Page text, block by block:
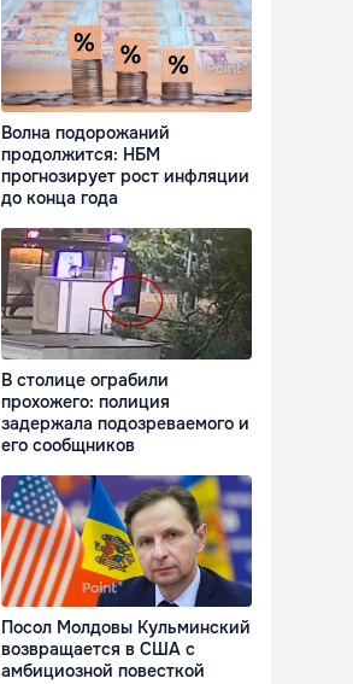
Волна подорожаний
продолжится: НБМ
прогнозирует рост инфляции
до конца года
В столице ограбили
прохожего: полиция
задержала подозреваемого и
его сообщников
Посол Молдовы Кульминский
возвращается в США с
амбициозной повесткой